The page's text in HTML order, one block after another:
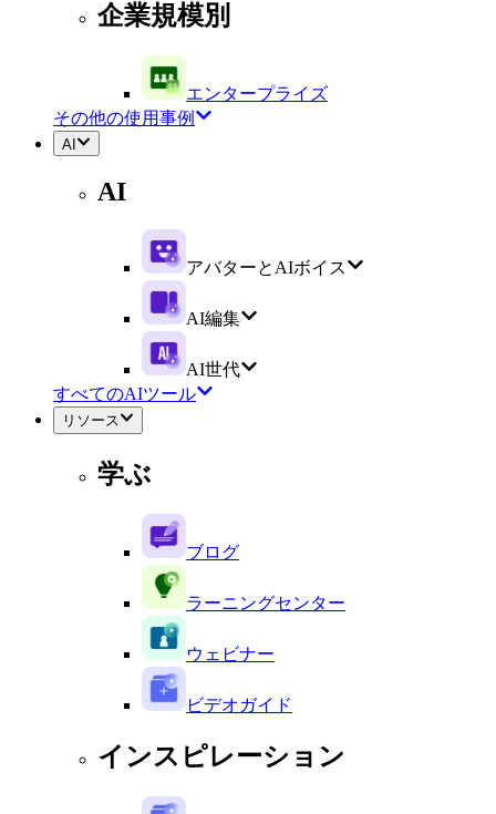
企業規模別
エンタープライズ
その他の使用事例
AI
AI
アバターとAIボイス
AI編集
AI世代
すべてのAIツール
リソース
学ぶ
ブログ
ラーニングセンター
ウェビナー
ビデオガイド
インスピレーション